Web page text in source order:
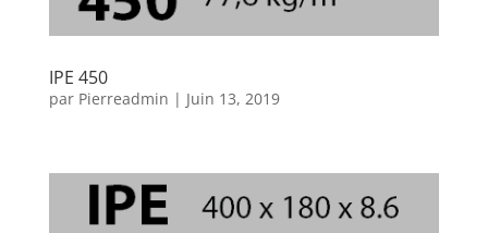
IPE 450
par Pierreadmin | Juin 13, 2019